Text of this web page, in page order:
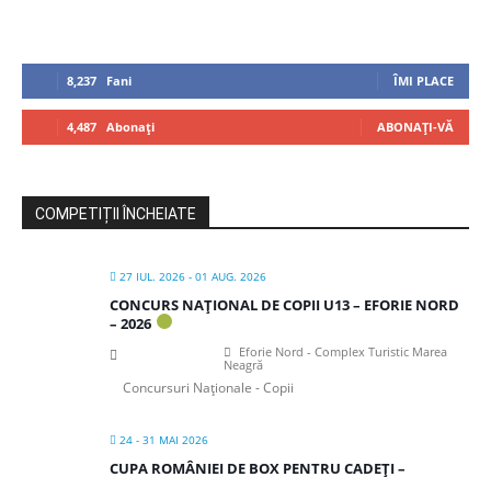
8,237 Fani ÎMI PLACE
4,487 Abonați ABONAȚI-VĂ
COMPETIȚII ÎNCHEIATE
27 IUL. 2026 - 01 AUG. 2026
CONCURS NAȚIONAL DE COPII U13 – EFORIE NORD
– 2026
Eforie Nord - Complex Turistic Marea
Neagră
Concursuri Naționale - Copii
24 - 31 MAI 2026
CUPA ROMÂNIEI DE BOX PENTRU CADEȚI –